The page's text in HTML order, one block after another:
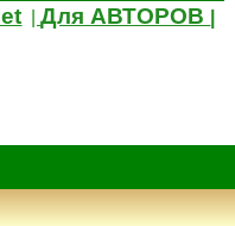
|Для АВТОРОВ